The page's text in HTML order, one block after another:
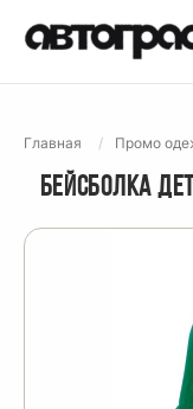
Главная Промо
БЕЙСБОЛКА